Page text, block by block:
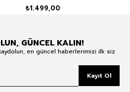
₺1.499,00
GÜNCEL KALIN!
en güncel haberlerimizi ilk siz
Kayıt Ol